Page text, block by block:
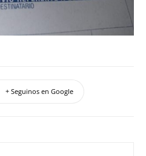
+ Seguinos en Google